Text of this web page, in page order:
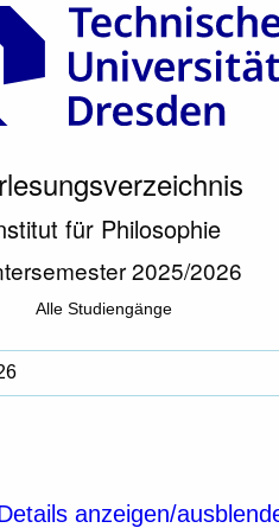
für Philosophie
2025/2026
Alle Studiengänge
anzeigen/